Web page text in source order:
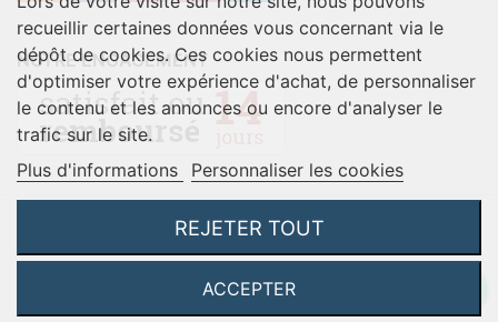
NOTRE ENGAGEMENT
recueillir certaines données vous concernant via le
dépôt de cookies. Ces cookies nous permettent
d'optimiser votre expérience d'achat, de personnaliser
le contenu et les annonces ou encore d'analyser le
trafic sur le site.
Plus d'informations
Personnaliser les cookies
REJETER TOUT
ACCEPTER